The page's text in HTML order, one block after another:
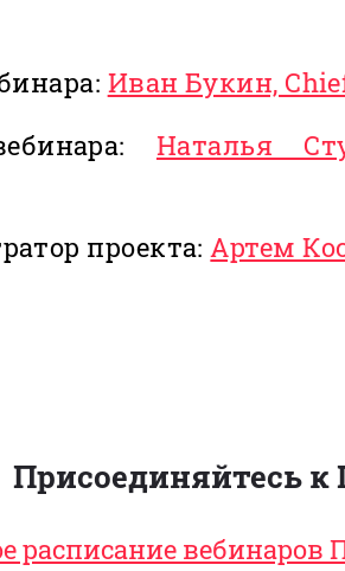
Иван Букин,
Наталья
проекта:Артем
Присоединяйтесь
расписание вебинаров